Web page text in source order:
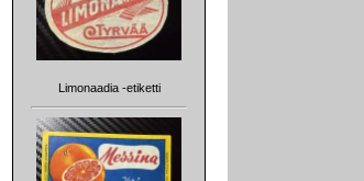
Limonaadia -etiketti